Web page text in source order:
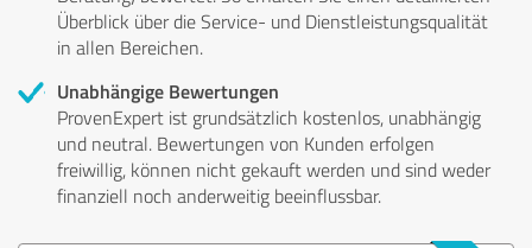
Überblick über die Service- und Dienstleistungsqualität
in allen Bereichen.
Unabhängige Bewertungen
ProvenExpert ist grundsätzlich kostenlos, unabhängig
und neutral. Bewertungen von Kunden erfolgen
freiwillig, können nicht gekauft werden und sind weder
finanziell noch anderweitig beeinflussbar.